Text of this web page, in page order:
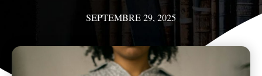
SEPTEMBRE 29, 2025